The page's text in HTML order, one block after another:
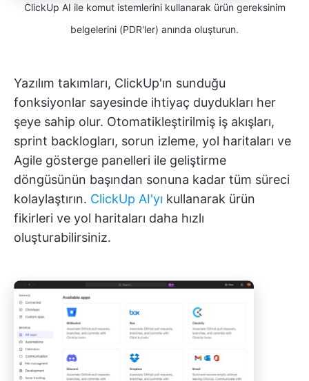
ClickUp AI ile komut istemlerini kullanarak ürün gereksinim
belgelerini (PDR'ler) anında oluşturun.
Yazılım takımları, ClickUp'ın sunduğu
fonksiyonlar sayesinde ihtiyaç duydukları her
şeye sahip olur. Otomatikleştirilmiş iş akışları,
sprint backlogları, sorun izleme, yol haritaları ve
Agile gösterge panelleri ile geliştirme
döngüsünün başından sonuna kadar tüm süreci
kolaylaştırın. ClickUp AI'yı kullanarak ürün
fikirleri ve yol haritaları daha hızlı
oluşturabilirsiniz.